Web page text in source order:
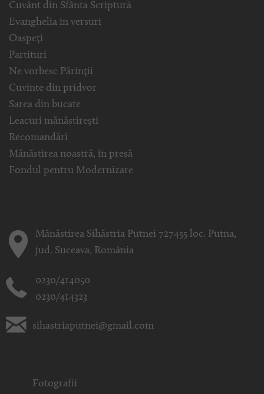
Cuvânt din Sfânta Scriptură
Evanghelia in versuri
Oaspeți
Partituri
Ne vorbesc Părinții
Cuvinte din pridvor
Sarea din bucate
Leacuri mănăstirești
Recomandări
Mănăstirea noastră, în presă
Fondul pentru Modernizare
Mănăstirea Sihăstria Putnei 727455 loc. Putna,
jud. Suceava, România
0230/414050
0230/414323
sihastriaputnei@gmail.com
Fotografii